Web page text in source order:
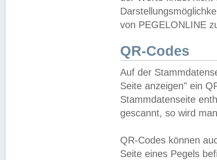
von PEGELONLINE
QR-Codes
Auf der
Seite anzeigen" ein
Stammdatenseite
gescannt, so wird
QR-Codes können
Seite eines Pegels